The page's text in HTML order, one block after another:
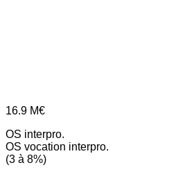
16.9 M€
OS interpro.
OS vocation interpro.
(3 à 8%)